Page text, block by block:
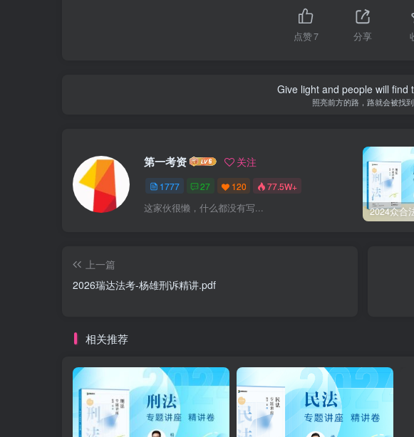
点赞7 分享
Give light and people will find
照亮前方的路，路就会被找到
第一考资 关注
1777 27 120 77.5W+
这家伙很懒，什么都没有写...
上一篇
2026瑞达法考-杨雄刑诉精讲.pdf
相关推荐